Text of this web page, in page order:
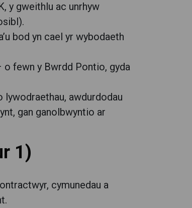
y gweithlu ac unrhyw
bod yn cael yr wybodaeth
o fewn y Bwrdd Pontio, gyda
lywodraethau, awdurdodau
gan ganolbwyntio ar
1)
cymunedau a